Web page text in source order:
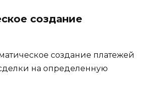
создание
создание платежей
на определенную